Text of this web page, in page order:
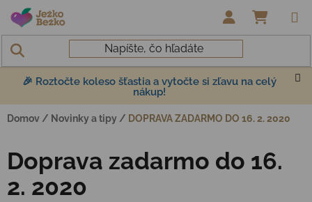
Prejsť na obsah
🎉 Roztočte koleso šťastia a vytočte si zľavu na celý
nákup!
Domov / Novinky a tipy / DOPRAVA ZADARMO DO 16. 2. 2020
Doprava zadarmo do 16.
2. 2020